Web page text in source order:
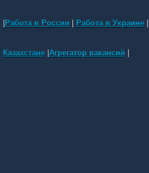
|Работа в России | Работа в Украине|
Казахстане|Агрегатор вакансий |